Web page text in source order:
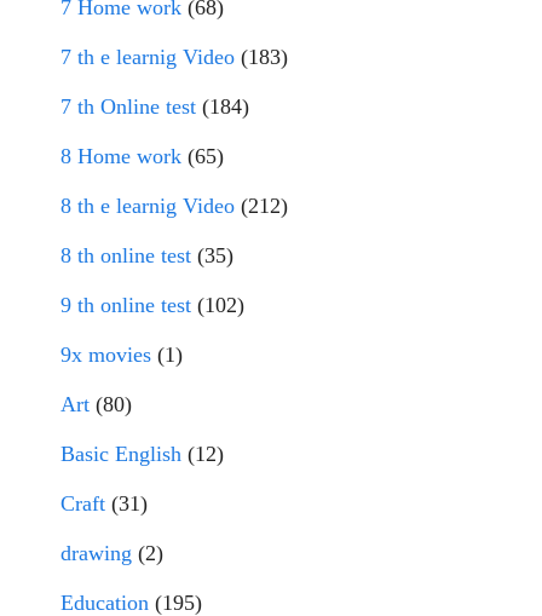
7 Home work (68)
7 th e learnig Video (183)
7 th Online test (184)
8 Home work (65)
8 th e learnig Video (212)
8 th online test (35)
9 th online test (102)
9x movies (1)
Art (80)
Basic English (12)
Craft (31)
drawing (2)
Education (195)